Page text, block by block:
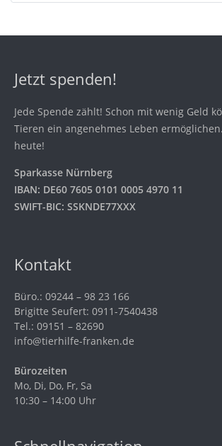
Jetzt spenden!
Jede Spende zählt! Schon mit wenig Geld
Tieren ein angenehmes Leben
heute!
Sparkasse Nürnberg
IBAN: DE60 7605 0101 0005 4970 11
SWIFT-BIC: SSKNDE77XXX
Kontakt
Büro.: 09244 – 98 23 166
Brigitte Seufert: 0911-7540438
Tel.: 09151 – 82690
info@tierhilfe-franken.de
Bürozeiten
Mo, Di, Do, Fr, Sa
10:30 – 14:00 Uhr